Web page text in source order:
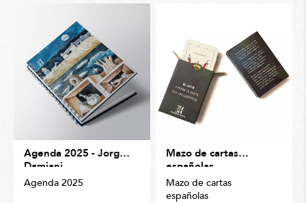
Agenda 2025 - Jorge
Damiani
Agenda 2025
Mazo de cartas
españolas
Mazo de cartas
españolas